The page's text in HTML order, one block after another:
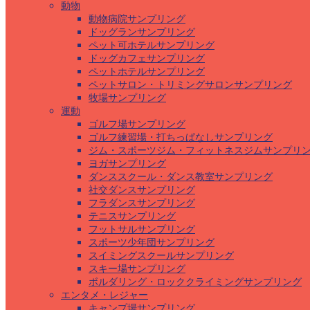
動物
動物病院サンプリング
ドッグランサンプリング
ペット可ホテルサンプリング
ドッグカフェサンプリング
ペットホテルサンプリング
ペットサロン・トリミングサロンサンプリング
牧場サンプリング
運動
ゴルフ場サンプリング
ゴルフ練習場・打ちっぱなしサンプリング
ジム・スポーツジム・フィットネスジムサンプリ
ヨガサンプリング
ダンススクール・ダンス教室サンプリング
社交ダンスサンプリング
フラダンスサンプリング
テニスサンプリング
フットサルサンプリング
スポーツ少年団サンプリング
スイミングスクールサンプリング
スキー場サンプリング
ボルダリング・ロッククライミングサンプリング
エンタメ・レジャー